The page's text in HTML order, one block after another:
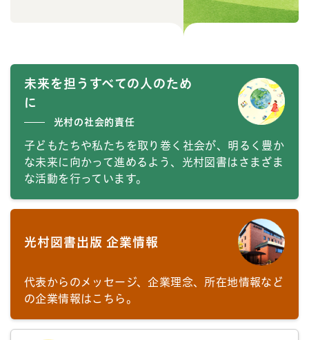
未来を担うすべての人のため
に
光村の社会的責任
子どもたちや私たちを取り巻く社会が、明るく豊か
な未来に向かって進めるよう、光村図書はさまざま
な活動を行っています。
光村図書出版 企業情報
代表からのメッセージ、企業理念、所在地情報など
の企業情報はこちら。